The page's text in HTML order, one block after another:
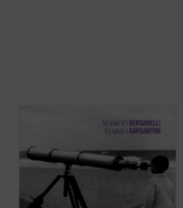
realidad están en el origen y en cada paso
humana. Este libro descubre la dinámica de
la ciencia
en acción, dando la palabra a sus
protagonistas directos para ...(ver ficha)